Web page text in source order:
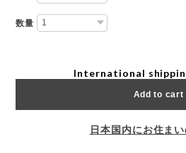
数量
International
Add to cart
日本国内にお住ま